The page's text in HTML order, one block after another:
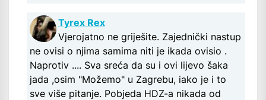
Tyrex Rex
Vjerojatno ne griješite. Zajednički nastup
ne ovisi o njima samima niti je ikada ovisio .
Naprotiv .... Sva sreća da su i ovi lijevo šaka
jada ,osim "Možemo" u Zagrebu, iako je i to
sve više pitanje. Pobjeda HDZ-a nikada od